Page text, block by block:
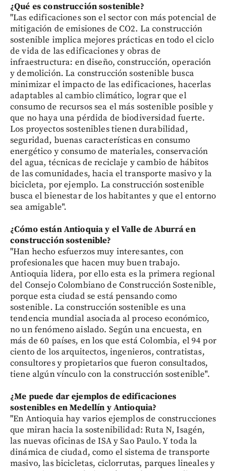
¿Qué es construcción sostenible?
"Las edificaciones son el sector con más potencial de
mitigación de emisiones de CO2. La construcción
sostenible implica mejores prácticas en todo el ciclo
de vida de las edificaciones y obras de
infraestructura: en diseño, construcción, operación
y demolición. La construcción sostenible busca
minimizar el impacto de las edificaciones, hacerlas
adaptables al cambio climático, lograr que el
consumo de recursos sea el más sostenible posible y
que no haya una pérdida de biodiversidad fuerte.
Los proyectos sostenibles tienen durabilidad,
seguridad, buenas características en consumo
energético y consumo de materiales, conservación
del agua, técnicas de reciclaje y cambio de hábitos
de las comunidades, hacia el transporte masivo y la
bicicleta, por ejemplo. La construcción sostenible
busca el bienestar de los habitantes y que el entorno
sea amigable".
¿Cómo están Antioquia y el Valle de Aburrá en
construcción sostenible?
"Han hecho esfuerzos muy interesantes, con
profesionales que hacen muy buen trabajo.
Antioquia lidera, por ello esta es la primera regional
del Consejo Colombiano de Construcción Sostenible,
porque esta ciudad se está pensando como
sostenible. La construcción sostenible es una
tendencia mundial asociada al proceso económico,
no un fenómeno aislado. Según una encuesta, en
más de 60 países, en los que está Colombia, el 94 por
ciento de los arquitectos, ingenieros, contratistas,
consultores y propietarios que fueron consultados,
tiene algún vínculo con la construcción sostenible".
¿Me puede dar ejemplos de edificaciones
sostenibles en Medellín y Antioquia?
"En Antioquia hay varios ejemplos de construcciones
que miran hacia la sostenibilidad: Ruta N, Isagén,
las nuevas oficinas de ISA y Sao Paulo. Y toda la
dinámica de ciudad, como el sistema de transporte
masivo, las bicicletas, ciclorrutas, parques lineales y